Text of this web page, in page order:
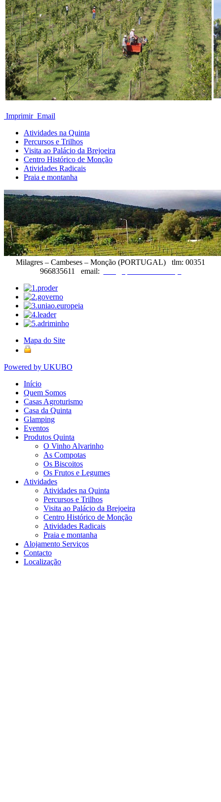
Imprimir Email
Atividades na Quinta
Percursos e Trilhos
Visita ao Palácio da Brejoeira
Centro Histórico de Monção
Atividades Radicais
Praia e montanha
Milagres – Cambeses – Monção (PORTUGAL) tlm: 00351
966835611 email:
Mapa do Site
Powered by UKUBO
Início
Quem Somos
Casas Agroturismo
Casa da Quinta
Glamping
Eventos
Produtos Quinta
O Vinho Alvarinho
As Compotas
Os Biscoitos
Os Frutos e Legumes
Atividades
Atividades na Quinta
Percursos e Trilhos
Visita ao Palácio da Brejoeira
Centro Histórico de Monção
Atividades Radicais
Praia e montanha
Alojamento Serviços
Contacto
Localização